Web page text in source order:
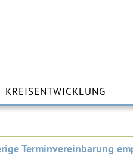
KREISENTWICKLUNG
Terminvereinbarung